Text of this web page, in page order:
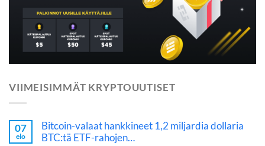
VIIMEISIMMÄT KRYPTOUUTISET
07
elo
Bitcoin-valaat hankkineet 1,2 miljardia dollaria
BTC:tä ETF-rahojen…